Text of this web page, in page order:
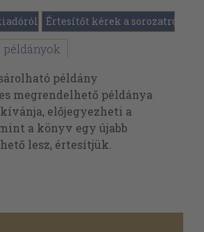
Értesítőt kérek a sorozatról
példányok
példány
megrendelhető példánya
előjegyezheti a
a könyv egy újabb
lesz, értesítjük.